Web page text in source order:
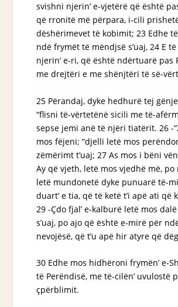
svishni njerin’ e-vjetërëqë është
që rronitë më përpara, i-cili
dëshërimevet të kobimit; 23 Edhe
ndë frymët të mëndjsë s’uaj, 24 E
njerin’ e-ri, që është ndërtuarë pas
me drejtëri e me shënjtëri të së-
25 Përandaj, dyke hedhurë tej
“flisni të-vërtetënë sicili me të-
sepse jemi anë të njëri tiatërit. 26 -
mos fëjeni; “djelli letë mos
zëmërimt t’uaj; 27 As mos i bëni
Ay që vjeth, letë mos vjedhë më,
letë mundonetë dyke punuarë të-
duart’e tia, që të ketë t’i apë ati që
29 -Çdo fjal’ e-kalburë letë mos
s’uaj, po ajo që është e-mirë për
nevojësë, që t’u apë hir atyre që
30 Edhe mos hidhëroni frymën’ e-
të Perëndisë, me të-cilën’ uvulostë
çpërblimit.